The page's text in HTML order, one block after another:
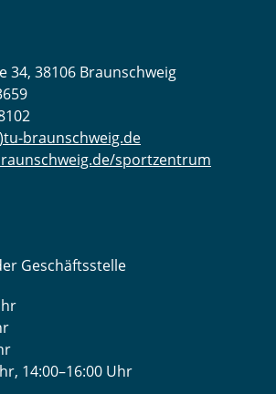
34, 38106 Braunschweig
braunschweig.de
sportzentrum
Geschäftsstelle
14:00­–16:00 Uhr